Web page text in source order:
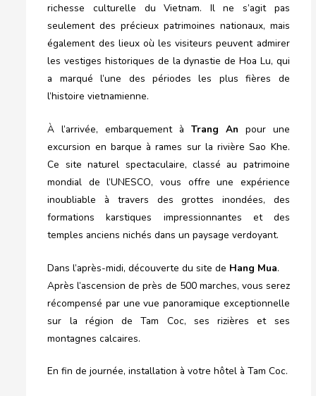
richesse culturelle du Vietnam. Il ne s’agit pas
seulement des précieux patrimoines nationaux, mais
également des lieux où les visiteurs peuvent admirer
les vestiges historiques de la dynastie de Hoa Lu, qui
a marqué l’une des périodes les plus fières de
l’histoire vietnamienne.
À l’arrivée, embarquement à Trang An pour une
excursion en barque à rames sur la rivière Sao Khe.
Ce site naturel spectaculaire, classé au patrimoine
mondial de l’UNESCO, vous offre une expérience
inoubliable à travers des grottes inondées, des
formations karstiques impressionnantes et des
temples anciens nichés dans un paysage verdoyant.
Dans l’après-midi, découverte du site de Hang Mua.
Après l’ascension de près de 500 marches, vous serez
récompensé par une vue panoramique exceptionnelle
sur la région de Tam Coc, ses rizières et ses
montagnes calcaires.
En fin de journée, installation à votre hôtel à Tam Coc.